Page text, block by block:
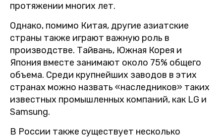
протяжении многих лет.
Однако, помимо Китая, другие азиатские
страны также играют важную роль в
производстве. Тайвань, Южная Корея и
Япония вместе занимают около 75% общего
объема. Среди крупнейших заводов в этих
странах можно назвать «наследников» таких
известных промышленных компаний, как LG и
Samsung.
В России также существует несколько